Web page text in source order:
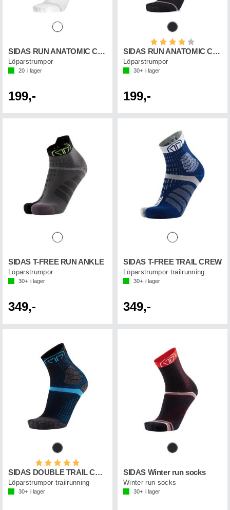
SIDAS RUN ANATOMIC CREW
Löparstrumpor
20 i lager
199,-
Betyg:
SIDAS RUN ANATOMIC CREW
Löparstrumpor
30+ i lager
199,-
SIDAS T-FREE RUN ANKLE
Löparstrumpor
30+ i lager
349,-
SIDAS T-FREE TRAIL CREW
Löparstrumpor trailrunning
30+ i lager
349,-
Betyg:
SIDAS DOUBLE TRAIL CREW
Löparstrumpor trailrunning
30+ i lager
SIDAS Winter run socks
Winter run socks
30+ i lager